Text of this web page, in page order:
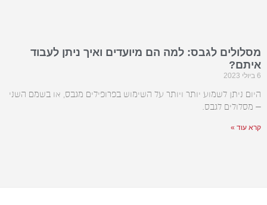
מסלולים לגבס: למה הם מיועדים ואיך ניתן לעבוד
איתם?
6 ביולי 2023
היום ניתן לשמוע יותר ויותר על השימוש בפרופילים מגבס, או בשמם השני
– מסלולים לגבס.
קרא עוד »